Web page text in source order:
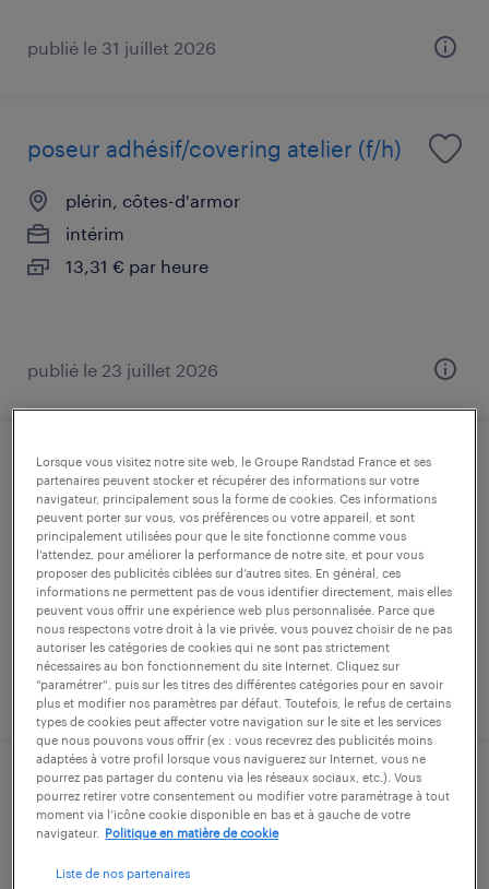
publié le 31 juillet 2026
poseur adhésif/covering atelier (f/h)
plérin, côtes-d'armor
intérim
13,31 € par heure
publié le 23 juillet 2026
opérateurs mécanique de précision
(f/h)
plérin, côtes-d'armor
intérim
12,31 € par heure
publié le 30 juillet 2026
agent d'usinage (f/h).
plérin, côtes-d'armor
intérim
Lorsque vous visitez notre site web, le Groupe Randstad France et ses
partenaires peuvent stocker et récupérer des informations sur votre
navigateur, principalement sous la forme de cookies. Ces informations
peuvent porter sur vous, vos préférences ou votre appareil, et sont
principalement utilisées pour que le site fonctionne comme vous
l’attendez, pour améliorer la performance de notre site, et pour vous
proposer des publicités ciblées sur d’autres sites. En général, ces
informations ne permettent pas de vous identifier directement, mais elles
peuvent vous offrir une expérience web plus personnalisée. Parce que
nous respectons votre droit à la vie privée, vous pouvez choisir de ne pas
autoriser les catégories de cookies qui ne sont pas strictement
nécessaires au bon fonctionnement du site Internet. Cliquez sur
“paramétrer”, puis sur les titres des différentes catégories pour en savoir
plus et modifier nos paramètres par défaut. Toutefois, le refus de certains
types de cookies peut affecter votre navigation sur le site et les services
que nous pouvons vous offrir (ex : vous recevrez des publicités moins
adaptées à votre profil lorsque vous naviguerez sur Internet, vous ne
pourrez pas partager du contenu via les réseaux sociaux, etc.). Vous
pourrez retirer votre consentement ou modifier votre paramétrage à tout
moment via l’icône cookie disponible en bas et à gauche de votre
navigateur.
Politique en matière de cookie
Liste de nos partenaires